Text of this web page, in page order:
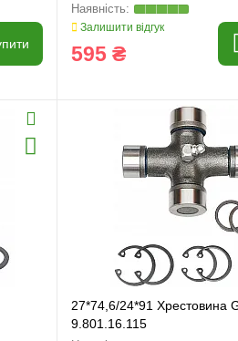
Залишити відгук
595 ₴
27*74,6/24*91 Хрестовина
9.801.16.115